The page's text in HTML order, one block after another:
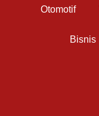
Otomotif
Bisnis